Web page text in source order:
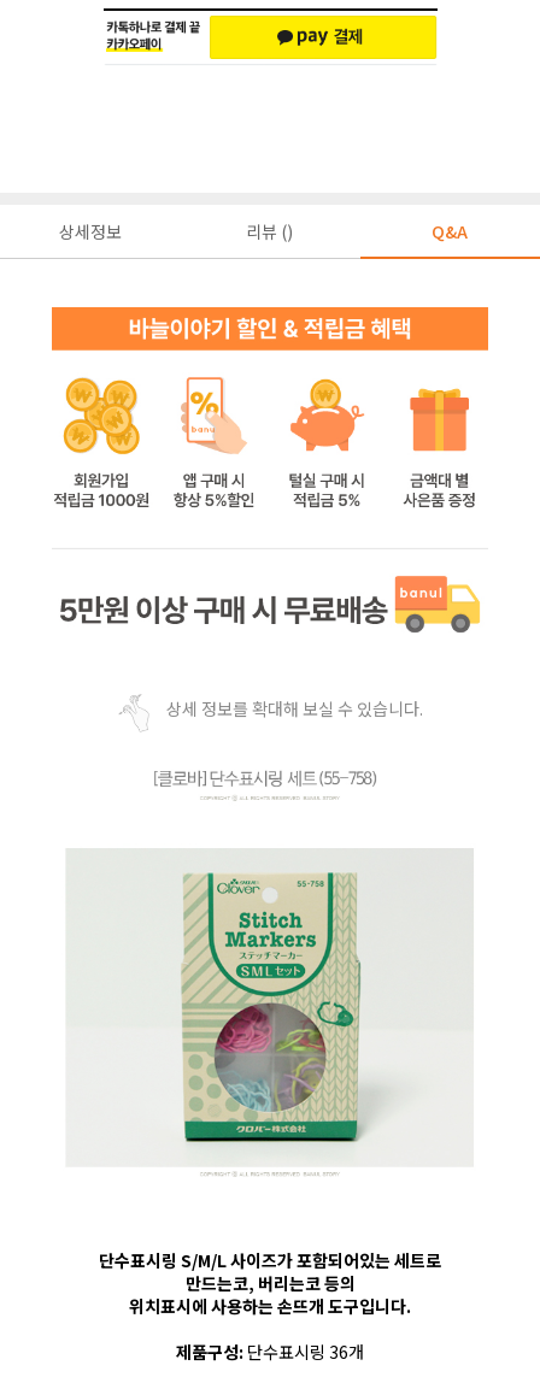
상세정보 리뷰 () Q&A
상세 정보를 확대해 보실 수 있습니다.
단수표시링 S/M/L 사이즈가 포함되어있는 세트로
만드는코, 버리는코 등의
위치표시에 사용하는 손뜨개 도구입니다.
제품구성: 단수표시링 36개